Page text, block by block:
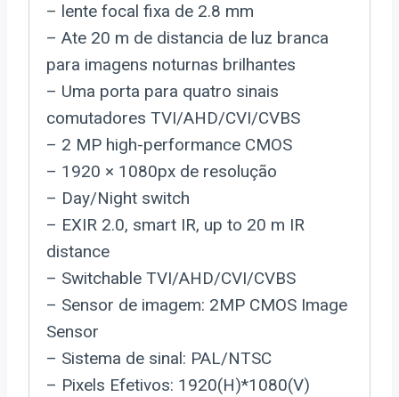
– lente focal fixa de 2.8 mm
– Ate 20 m de distancia de luz branca
para imagens noturnas brilhantes
– Uma porta para quatro sinais
comutadores TVI/AHD/CVI/CVBS
– 2 MP high-performance CMOS
– 1920 × 1080px de resolução
– Day/Night switch
– EXIR 2.0, smart IR, up to 20 m IR
distance
– Switchable TVI/AHD/CVI/CVBS
– Sensor de imagem: 2MP CMOS Image
Sensor
– Sistema de sinal: PAL/NTSC
– Pixels Efetivos: 1920(H)*1080(V)